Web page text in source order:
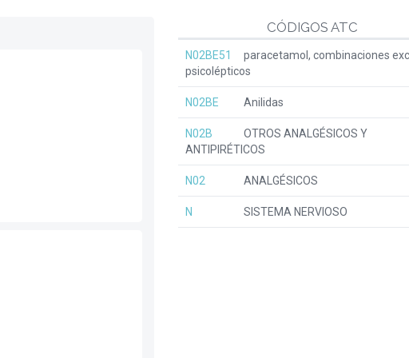
CÓDIGOS ATC
N02BE51
paracetamol, combinaciones
psicolépticos
N02BE Anilidas
N02B
OTROS ANALGÉSICOS Y
ANTIPIRÉTICOS
N02 ANALGÉSICOS
N SISTEMA NERVIOSO